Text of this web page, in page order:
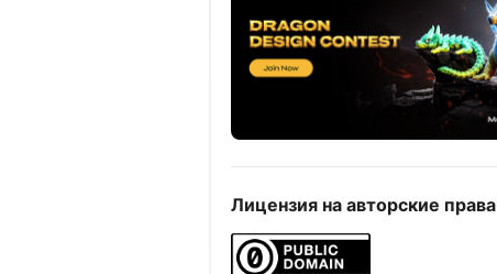
Лицензия на авторские права